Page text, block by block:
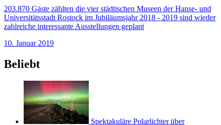
203.870 Gäste zählten die vier städtischen Museen der Hanse- und
Universitätsstadt Rostock im Jubiläumsjahr 2018 - 2019 sind wieder
zahlreiche interessante Ausstellungen geplant
10. Januar 2019
Beliebt
Spektakuläre Polarlichter über